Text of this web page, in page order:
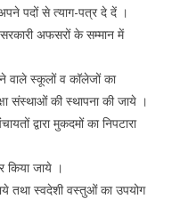
पदों से त्याग-पत्र दे दें ।
सरकारी अफसरों के सम्मान में
वाले स्कूलों व कॉलेजों का
संस्थाओं की स्थापना की जाये ।
द्वारा मुकदमों का निपटारा
किया जाये ।
तथा स्वदेशी वस्तुओं का उपयोग